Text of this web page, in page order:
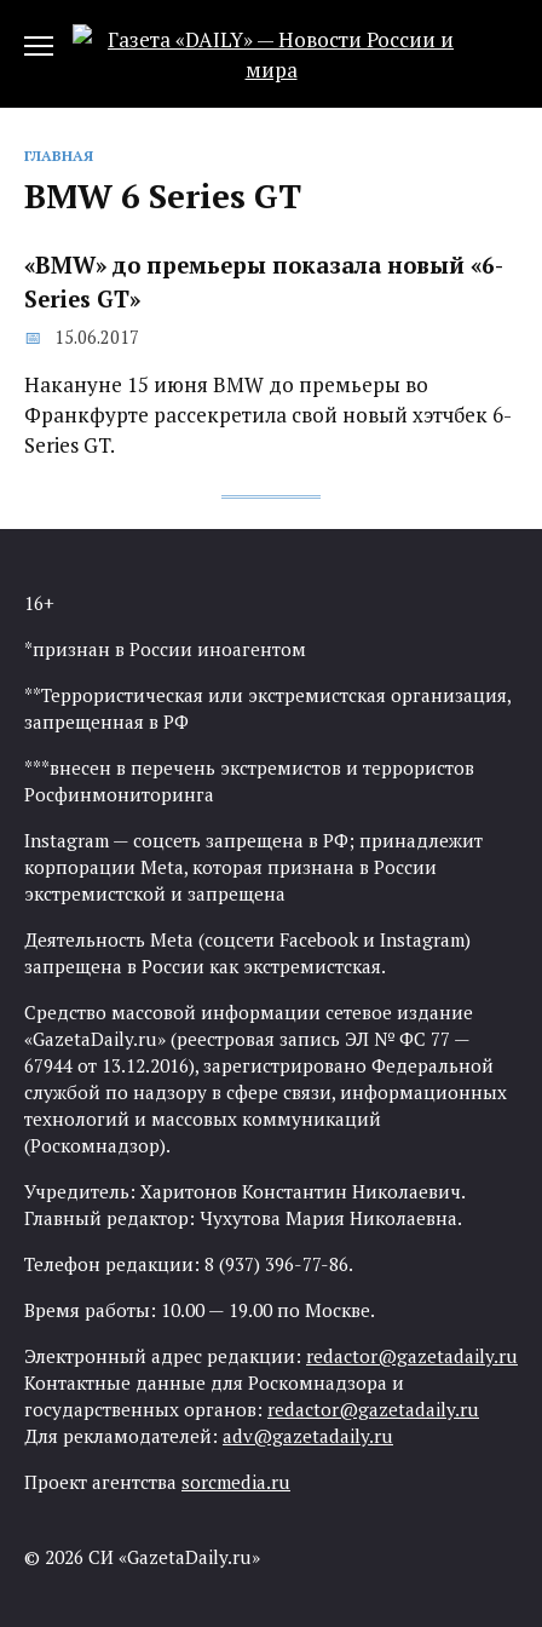
ГЛАВНАЯ
BMW 6 Series GT
«BMW» до премьеры показала новый «6-
Series GT»‍
15.06.2017
Накануне 15 июня BMW до премьеры во
Франкфурте рассекретила свой новый хэтчбек 6-
Series GT.
16+
*признан в России иноагентом
**Террористическая или экстремистская организация,
запрещенная в РФ
***внесен в перечень экстремистов и террористов
Росфинмониторинга
Instagram — соцсеть запрещена в РФ; принадлежит
корпорации Meta, которая признана в России
экстремистской и запрещена
Деятельность Meta (соцсети Facebook и Instagram)
запрещена в России как экстремистская.
Средство массовой информации сетевое издание
«GazetaDaily.ru» (реестровая запись ЭЛ № ФС 77 —
67944 от 13.12.2016), зарегистрировано Федеральной
службой по надзору в сфере связи, информационных
технологий и массовых коммуникаций
(Роскомнадзор).
Учредитель: Харитонов Константин Николаевич.
Главный редактор: Чухутова Мария Николаевна.
Телефон редакции: 8 (937) 396-77-86.
Время работы: 10.00 — 19.00 по Москве.
Электронный адрес редакции: redactor@gazetadaily.ru
Контактные данные для Роскомнадзора и
государственных органов: redactor@gazetadaily.ru
Для рекламодателей: adv@gazetadaily.ru
Проект агентства sorcmedia.ru
© 2026 СИ «GazetaDaily.ru»